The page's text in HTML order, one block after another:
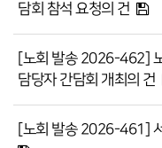
담회 참석 요청의 건
[노회 발송 2026-462]
담당자 간담회 개최의 건
[노회 발송 2026-461]